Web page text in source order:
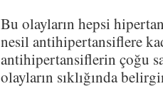
Bu olayların hepsi
nesil antihipertansiflere
antihipertansiflerin çoğu
olayların sıklığında